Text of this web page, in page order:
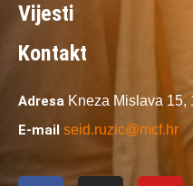
Vijesti
Kontakt
Adresa Kneza Mislava 15,
E-mail seid.ruzic@mcf.hr